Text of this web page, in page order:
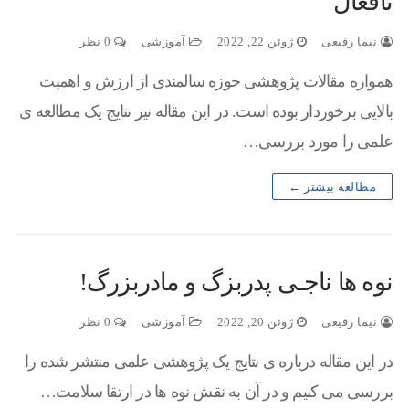
نیما رفیعی ژوئن 22, 2022 آموزشی
همواره مقالات پژوهشی حوزه سالمندی از ارزش و اهمیت
بالایی برخوردار بوده است. در این مقاله نیز نتایج یک مطالعه ی
علمی را مورد بررسی…
مطالعه بیشتر ←
نوه ها ناجـی پدربزگ و مادربزرگ!
نیما رفیعی ژوئن 20, 2022 آموزشی
در این مقاله درباره ی نتایج یک پژوهشی علمی منتشر شده را
بررسی می کنیم و در آن به نقش نوه ها در ارتقا سلامت…